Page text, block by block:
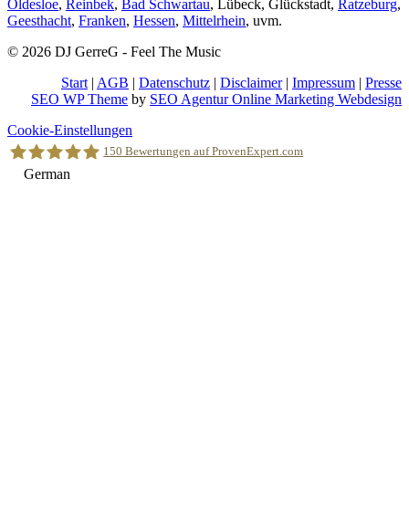
Oldesloe, Reinbek, Bad Schwartau, Lübeck, Glückstadt, Ratzeburg,
Geesthacht, Franken, Hessen, Mittelrhein, uvm.
© 2026 DJ GerreG - Feel The Music
Start| AGB | Datenschutz | Disclaimer| Impressum | Presse
SEO WP Theme by SEO Agentur Online Marketing Webdesign
Nach
oben
scrollen
Cookie-Einstellungen
150 Bewertungen auf ProvenExpert.com
German